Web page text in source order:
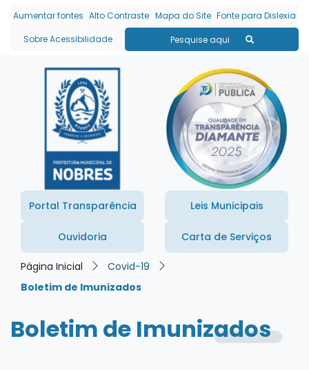
Seção de atalhos e
Ir para o conteúdo [alt+1]
Ir para o menu [alt+2]
Ir para a busca [alt+3]
Ir para o rodapé [alt+4]
Aumentar fontes Alto Contraste Mapa do Site Fonte para Dislexia
Sobre Acessibilidade
Pesquise aqui
Portal Transparência Leis Municipais
Ouvidoria Carta de Serviços
Página Inicial
Covid-19
Boletim de Imunizados
Boletim de Imunizados